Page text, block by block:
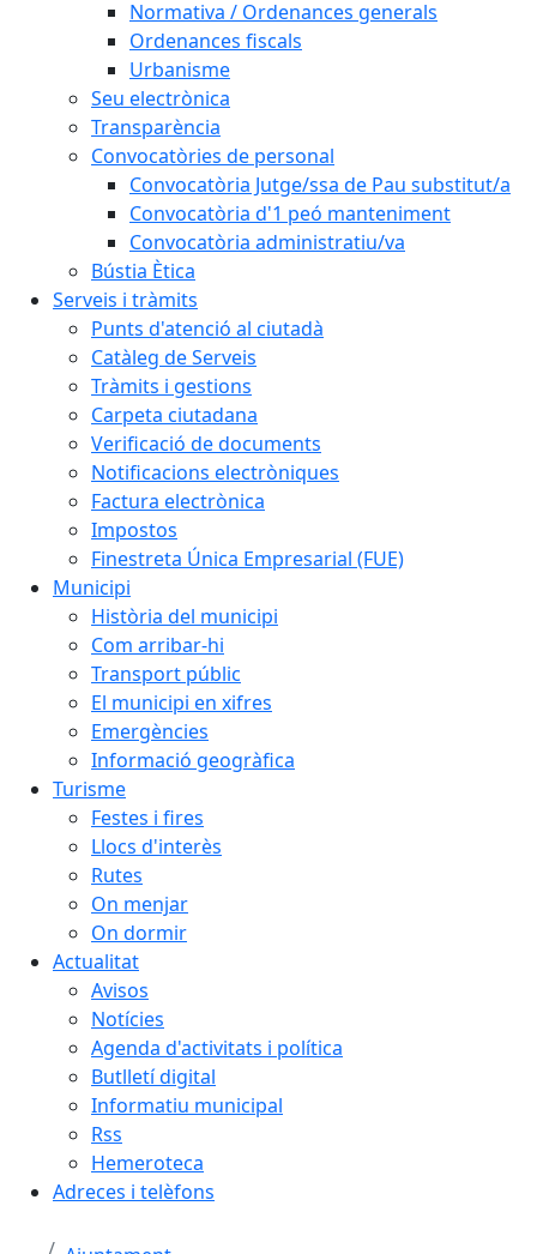
Normativa / Ordenances generals
Ordenances fiscals
Urbanisme
Seu electrònica
Transparència
Convocatòries de personal
Convocatòria Jutge/ssa de Pau substitut/a
Convocatòria d'1 peó manteniment
Convocatòria administratiu/va
Bústia Ètica
Serveis i tràmits
Punts d'atenció al ciutadà
Catàleg de Serveis
Tràmits i gestions
Carpeta ciutadana
Verificació de documents
Notificacions electròniques
Factura electrònica
Impostos
Finestreta Única Empresarial (FUE)
Municipi
Història del municipi
Com arribar-hi
Transport públic
El municipi en xifres
Emergències
Informació geogràfica
Turisme
Festes i fires
Llocs d'interès
Rutes
On menjar
On dormir
Actualitat
Avisos
Notícies
Agenda d'activitats i política
Butlletí digital
Informatiu municipal
Rss
Hemeroteca
Adreces i telèfons